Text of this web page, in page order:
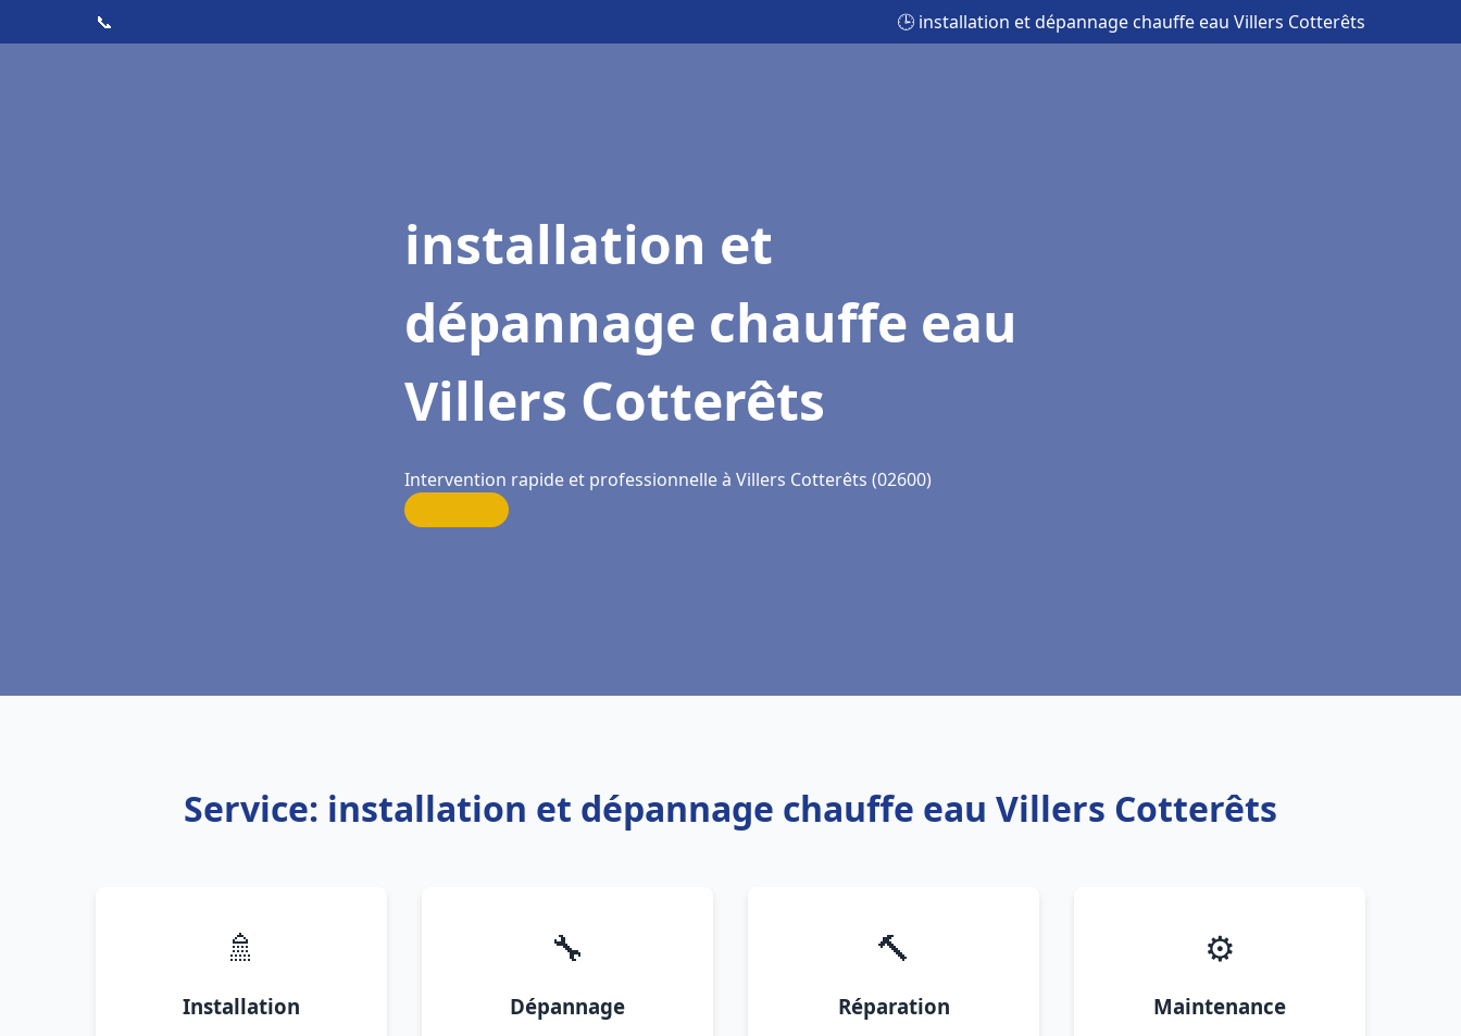
📞 🕒 installation et dépannage chauffe eau Villers Cotterêts
installation et
dépannage chauffe eau
Villers Cotterêts
Intervention rapide et professionnelle à Villers Cotterêts (02600)
Service: installation et dépannage chauffe eau Villers Cotterêts
🚿
Installation
🔧
Dépannage
🔨
Réparation
⚙️
Maintenance